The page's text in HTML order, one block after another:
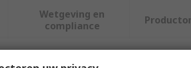
Wetgeving en
compliance